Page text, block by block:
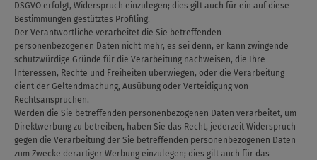
DSGVO erfolgt, Widerspruch einzulegen; dies gilt auch für ein auf diese
Bestimmungen gestütztes Profiling.
Der Verantwortliche verarbeitet die Sie betreffenden
personenbezogenen Daten nicht mehr, es sei denn, er kann zwingende
schutzwürdige Gründe für die Verarbeitung nachweisen, die Ihre
Interessen, Rechte und Freiheiten überwiegen, oder die Verarbeitung
dient der Geltendmachung, Ausübung oder Verteidigung von
Rechtsansprüchen.
Werden die Sie betreffenden personenbezogenen Daten verarbeitet, um
Direktwerbung zu betreiben, haben Sie das Recht, jederzeit Widerspruch
gegen die Verarbeitung der Sie betreffenden personenbezogenen Daten
zum Zwecke derartiger Werbung einzulegen; dies gilt auch für das